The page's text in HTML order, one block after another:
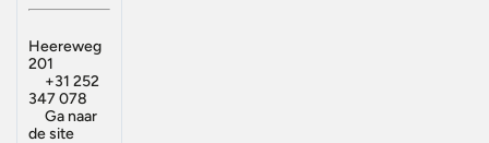
Heereweg
201
+31 252
347 078
Ga naar
de site